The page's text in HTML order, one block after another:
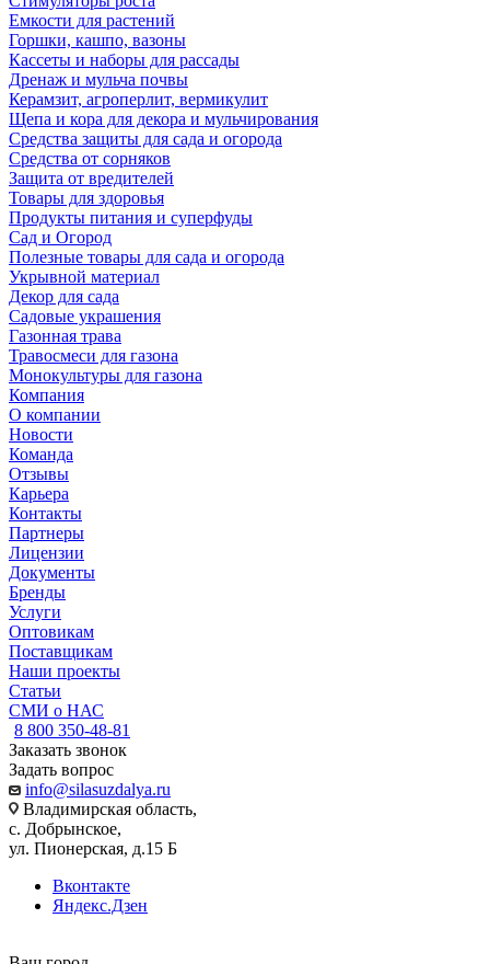
Емкости для растений
Горшки, кашпо, вазоны
Кассеты и наборы для рассады
Дренаж и мульча почвы
Керамзит, агроперлит, вермикулит
Щепа и кора для декора и мульчирования
Средства защиты для сада и огорода
Средства от сорняков
Защита от вредителей
Товары для здоровья
Продукты питания и суперфуды
Сад и Огород
Полезные товары для сада и огорода
Укрывной материал
Декор для сада
Садовые украшения
Газонная трава
Травосмеси для газона
Монокультуры для газона
Компания
О компании
Новости
Команда
Отзывы
Карьера
Контакты
Партнеры
Лицензии
Документы
Бренды
Услуги
Оптовикам
Поставщикам
Наши проекты
Статьи
СМИ о НАС
8 800 350-48-81
Заказать звонок
Задать вопрос
info@silasuzdalya.ru
Владимирская область,
с. Добрынское,
ул. Пионерская, д.15 Б
Вконтакте
Яндекс.Дзен